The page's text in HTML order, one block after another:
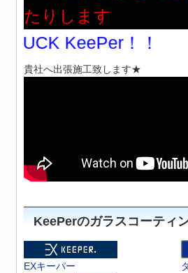
たりします
！！
貴社へ出張施工致します★
KeePerのガラスコーティ
EXキーパー